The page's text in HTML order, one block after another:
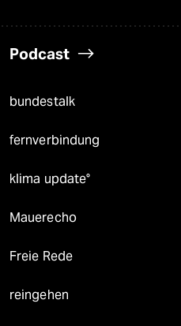
Podcast
bundestalk
fernverbindung
klima update°
Mauerecho
Freie Rede
reingehen